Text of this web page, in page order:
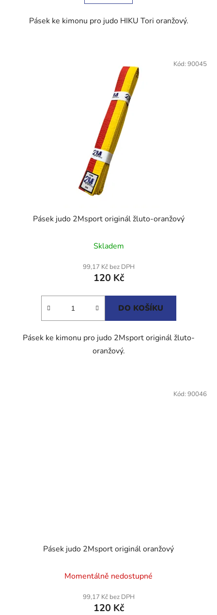
Pásek ke kimonu pro judo HIKU Tori oranžový.
Pásek judo 2Msport originál žluto-oranžový
hodnocení
produktu
je
Skladem
99,17 Kč bez DPH
120 Kč
DO KOŠÍKU
Pásek ke kimonu pro judo 2Msport originál žluto-
oranžový.
Kód: 90045
Pásek judo 2Msport originál oranžový
hodnocení
produktu
je
Momentálně nedostupné
99,17 Kč bez DPH
120 Kč
Kód: 90046